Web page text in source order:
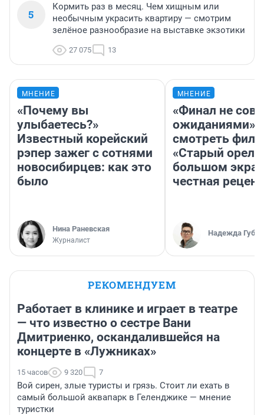
5
Кормить раз в месяц. Чем хищным или
необычным украсить квартиру — смотрим
зелёное разнообразие на выставке экзотики
27 075 13
МНЕНИЕ
«Почему вы
улыбаетесь?»
Известный корейский
рэпер зажег с сотнями
новосибирцев: как это
было
Нина Раневская
Журналист
МНЕНИЕ
«Финал не
ожиданиями»:
смотреть
«Старый орел»
большом
честная
Надежда
РЕКОМЕНДУЕМ
Работает в клинике и играет в театре
— что известно о сестре Вани
Дмитриенко, оскандалившейся на
концерте в «Лужниках»
15 часов 9 320 7
Вой сирен, злые туристы и грязь. Стоит ли ехать в
самый большой аквапарк в Геленджике — мнение
туристки